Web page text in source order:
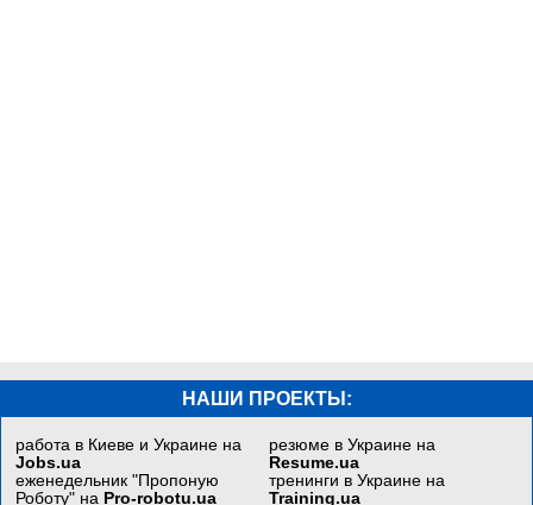
НАШИ ПРОЕКТЫ:
работа в Киеве и Украине на
Jobs.ua
еженедельник "Пропоную
Роботу" на Pro-robotu.ua
резюме в Украине на
Resume.ua
тренинги в Украине на
Training.ua